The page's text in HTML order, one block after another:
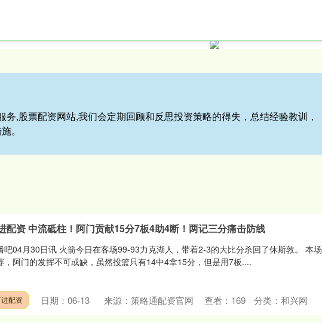
,股票配资网站,我们会定期回顾和反思投资策略的得失，总结经验教训，
。
配资 中流砥柱！阿门贡献15分7板4助4断！两记三分痛击防线
吧04月30日讯 火箭今日在客场99-93力克湖人，带着2-3的大比分杀回了休斯敦。 本场
，阿门的发挥不可或缺，虽然投篮只有14中4拿15分，但是用7板....
配资 日期：06-13 来源：策略通配资官网 查看： 169 分类：和兴网